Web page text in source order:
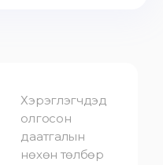
Хэрэглэгчдэд
олгосон
даатгалын
нөхөн төлбөр